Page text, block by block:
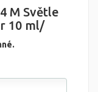
M Světle
10 ml/